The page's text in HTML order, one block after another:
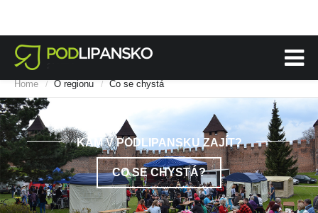
Home / O regionu / Co se chystá
KAM V PODLIPANSKU ZAJÍT?
CO SE CHYSTÁ?